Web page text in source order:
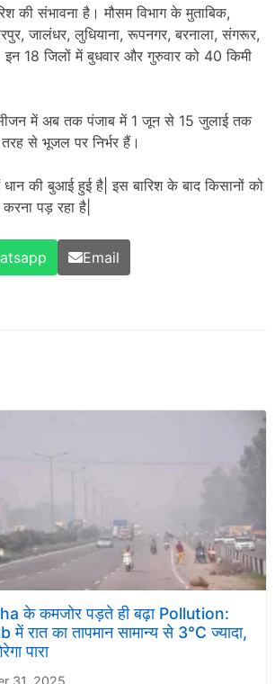
की संभावना है। मौसम विभाग के मुताबिक,
जालंधर, लुधियाना, रूपनगर, बरनाला, संगरूर,
18 जिलों में बुधवार और गुरुवार को 40 किमी
सीजन में अब तक पंजाब में 1 जून से 15 जुलाई तक
से भूजल पर निर्भर हैं।
की बुआई हुई है| इस बारिश के बाद किसानों को
पड़ रहा है|
Email
के कमजोर पड़ते ही बढ़ा Pollution:
में रात का तापमान सामान्य से 3°C ज्यादा,
पारा
31, 2025